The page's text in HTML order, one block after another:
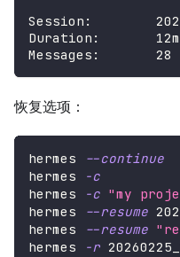
Session:
Duration:       12m
Messages:
恢复选项：
hermes --continue
hermes
-c
hermes
-c "my
hermes
--resume
hermes
--resume
hermes
-r